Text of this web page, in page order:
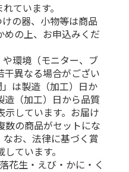
ています。
の器、小物等は商品
めの上、お申込みくだ
環境（モニター、ブ
干異なる場合がござい
は製造（加工）日か
造（加工）日から品質
しています。お届け
数の商品がセットにな
お、法律に基づく賞
ています。
花生・えび・かに・く